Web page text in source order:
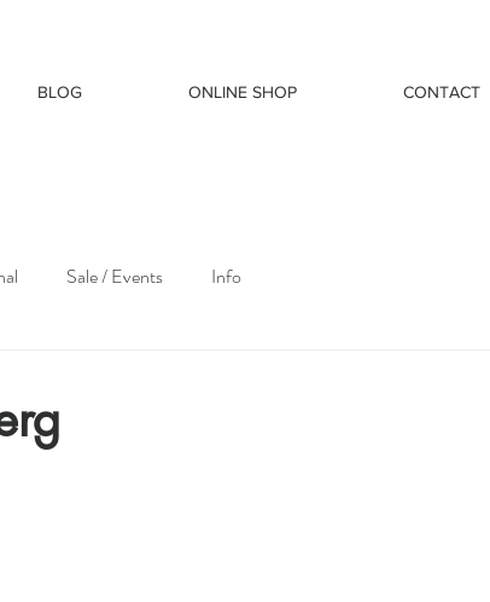
BLOG ONLINE SHOP CONTACT
Sale / Events Info